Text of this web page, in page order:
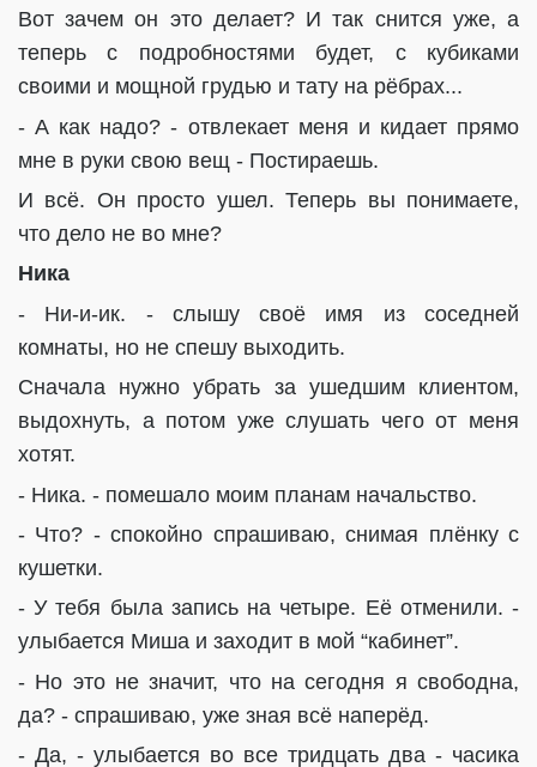
Вот зачем он это делает? И так снится уже, а
теперь с подробностями будет, с кубиками
своими и мощной грудью и тату на рёбрах...
- А как надо? - отвлекает меня и кидает прямо
мне в руки свою вещ - Постираешь.
И всё. Он просто ушел. Теперь вы понимаете,
что дело не во мне?
Ника
- Ни-и-ик. - слышу своё имя из соседней
комнаты, но не спешу выходить.
Сначала нужно убрать за ушедшим клиентом,
выдохнуть, а потом уже слушать чего от меня
хотят.
- Ника. - помешало моим планам начальство.
- Что? - спокойно спрашиваю, снимая плёнку с
кушетки.
- У тебя была запись на четыре. Её отменили. -
улыбается Миша и заходит в мой “кабинет”.
- Но это не значит, что на сегодня я свободна,
да? - спрашиваю, уже зная всё наперёд.
- Да, - улыбается во все тридцать два - часика